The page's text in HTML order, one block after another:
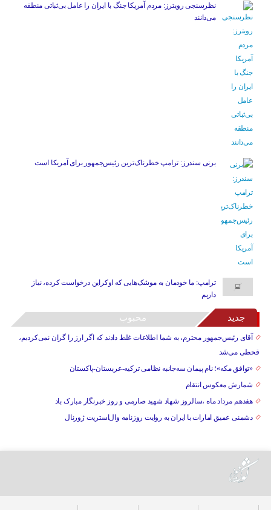
نظرسنجی رویترز: مردم آمریکا جنگ با ایران را عامل بی‌ثباتی منطقه
می‌دانند
برنی سندرز: ترامپ خطرناک‌ترین رئیس‌جمهور برای آمریکا است
ترامپ: ما خودمان به موشک‌هایی که اوکراین درخواست کرده، نیاز
داریم
جدید محبوب
آقای رئیس‌جمهور محترم، به شما اطلاعات غلط دادند که اگر ارز را گران نمی‌کردیم،
قحطی می‌شد
«توافق مکه»؛ نام پیمان سه‌جانبه نظامی ترکیه-عربستان-پاکستان
شمارش معکوس انتقام
هفدهم مرداد ماه ،سالروز شهاد شهید صارمی و روز خبرنگار مبارک باد
دشمنی عمیق امارات با ایران به روایت روزنامه وال‌استریت ژورنال